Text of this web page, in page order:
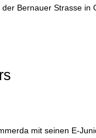
Bernauer Strasse in
mit seinen E-